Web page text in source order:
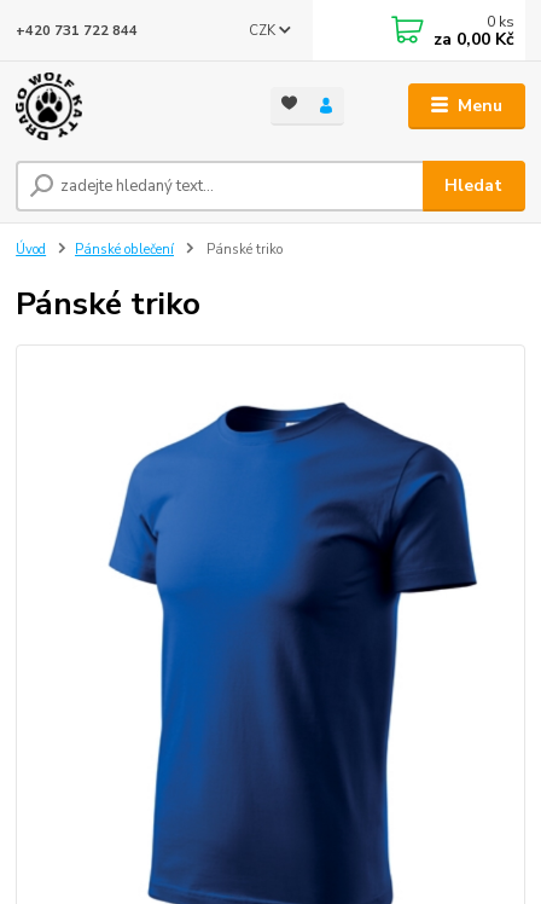
Menu
CZK
Hledat
+420 731 722 844 0 ks
za 0,00 Kč
Úvod Pánské oblečení Pánské triko
Pánské triko